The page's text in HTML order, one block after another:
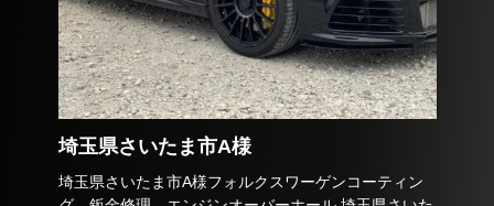
埼玉県さいたま市A様
埼玉県さいたま市A様フォルクスワーゲンコーティン